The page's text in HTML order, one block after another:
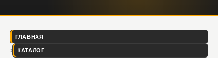
ГЛАВНАЯ
КАТАЛОГ